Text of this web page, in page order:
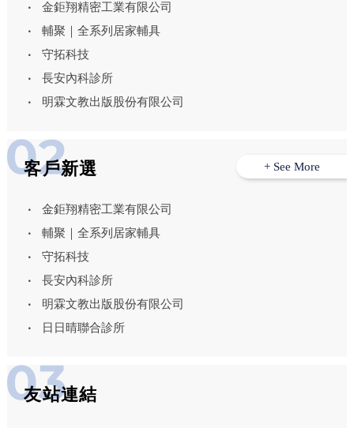
金鉅翔精密工業有限公司
輔聚｜全系列居家輔具
守拓科技
長安內科診所
明霖文教出版股份有限公司
客戶新選
金鉅翔精密工業有限公司
輔聚｜全系列居家輔具
守拓科技
長安內科診所
明霖文教出版股份有限公司
日日晴聯合診所
+ See More
友站連結